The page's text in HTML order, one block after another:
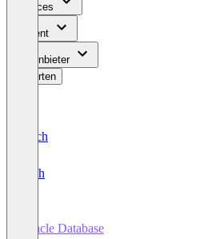
Services
Content
Für Anbieter
Bewerten
Deutsch
English
Oracle Database